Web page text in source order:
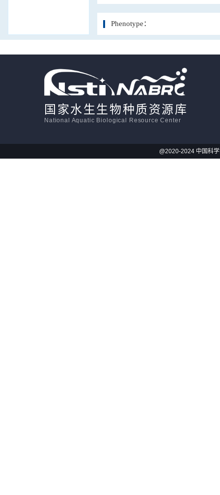
Phenotype：
国家水生生物种质资源库
National Aquatic Biological Resource Center
@2020-2024 中国科